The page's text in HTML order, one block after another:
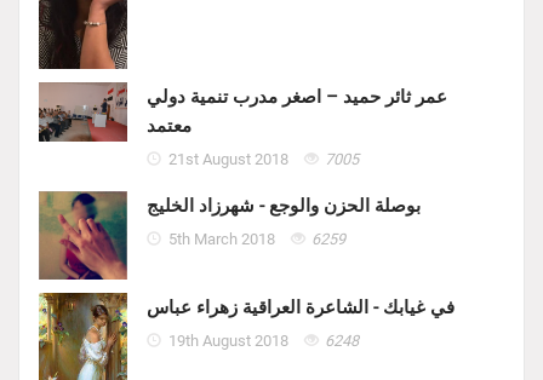
عمر ثائر حميد – اصغر مدرب تنمية دولي
معتمد
21st August 2018 7005
بوصلة الحزن والوجع - شهرزاد الخليج
5th March 2018 6259
في غيابك - الشاعرة العراقية زهراء عباس
19th August 2018 6248